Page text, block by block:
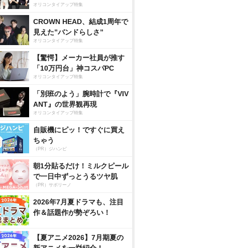
オリコンタイアップ特集
CROWN HEAD、結成1周年で
見えた”バンドらしさ”
オリコンタイアップ特集
【驚愕】メーカー社員が推す
「10万円台」神コスパPC
オリコンタイアップ特集
「別班のよう」腕時計で『VIV
ANT』の世界観再現
オリコンタイアップ特集
自販機にピッ！ですぐに買え
ちゃう
（PR）ジハンピ
朝1分貼るだけ！ミルクピール
で一日中ずっとうるツヤ肌
（PR）サボリーノ
2026年7月夏ドラマも、注目
作＆話題作が勢ぞろい！
【夏アニメ2026】7月期夏の